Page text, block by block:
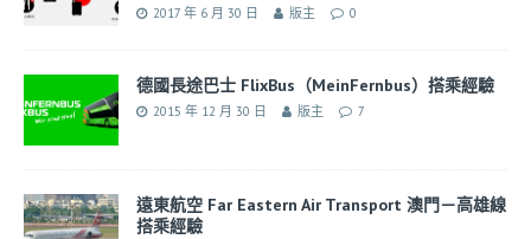
2017 年 6 月 30 日 版主 0
德國長途巴士 FlixBus（MeinFernbus）搭乘經驗
2015 年 12 月 30 日 版主 7
遠東航空 Far Eastern Air Transport 澳門－高雄線
搭乘經驗